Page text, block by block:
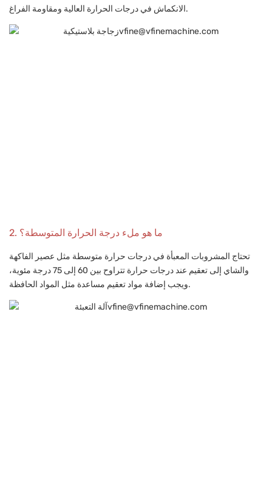
الانكماش في درجات الحرارة العالية ومقاومة الفراغ.
2. ما هو ملء درجة الحرارة المتوسطة؟
تحتاج المشروبات المعبأة في درجات حرارة متوسطة مثل عصير الفاكهة
والشاي إلى تعقيم عند درجات حرارة تتراوح بين 60 إلى 75 درجة مئوية،
ويجب إضافة مواد تعقيم مساعدة مثل المواد الحافظة.